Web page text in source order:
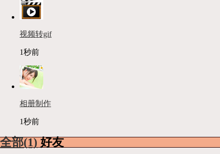
视频转gif
1秒前
相册制作
1秒前
全部(1) 好友